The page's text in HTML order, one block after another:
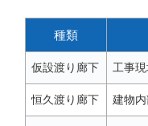
種類
仮設渡り廊下 工事
恒久渡り廊下 建物